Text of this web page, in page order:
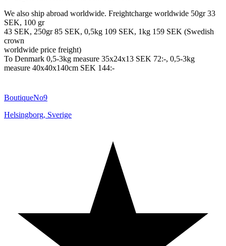
We also ship abroad worldwide. Freightcharge worldwide 50gr 33
SEK, 100 gr
43 SEK, 250gr 85 SEK, 0,5kg 109 SEK, 1kg 159 SEK (Swedish
crown
worldwide price freight)
To Denmark 0,5-3kg measure 35x24x13 SEK 72:-, 0,5-3kg
measure 40x40x140cm SEK 144:-
BoutiqueNo9
Helsingborg, Sverige